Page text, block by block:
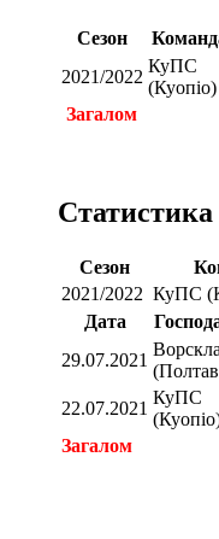
Сезон
2021/2022
КуПС
(Куопіо)
Загалом
Сезон
2021/2022 КуПС
Дата
29.07.2021
Ворскла
22.07.2021
КуПС
Загалом